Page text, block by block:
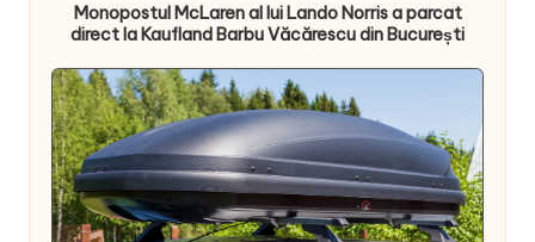
Monopostul McLaren al lui Lando Norris a parcat
direct la Kaufland Barbu Văcărescu din București